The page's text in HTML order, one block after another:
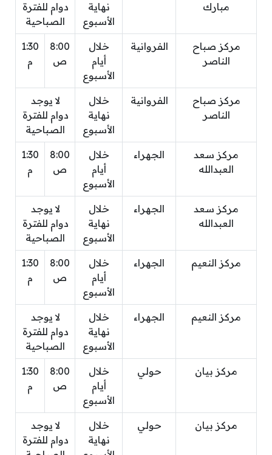
مبارك
نهاية
الأسبوع
دوام للفترة
الصباحية
مركز صباح
الناصر
الفروانية
خلال
أيام
الأسبوع
8:00
ص
1:30
م
مركز صباح
الناصر
الفروانية
خلال
نهاية
الأسبوع
لا يوجد
دوام للفترة
الصباحية
مركز سعد
العبدالله
الجهراء
خلال
أيام
الأسبوع
8:00
ص
1:30
م
مركز سعد
العبدالله
الجهراء
خلال
نهاية
الأسبوع
لا يوجد
دوام للفترة
الصباحية
مركز النعيم الجهراء
خلال
أيام
الأسبوع
8:00
ص
1:30
م
مركز النعيم الجهراء
خلال
نهاية
الأسبوع
لا يوجد
دوام للفترة
الصباحية
مركز بيان حولي
خلال
أيام
الأسبوع
8:00
ص
1:30
م
مركز بيان حولي
خلال
نهاية
لا يوجد
دوام للفترة